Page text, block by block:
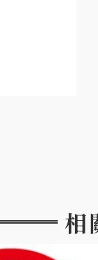
相